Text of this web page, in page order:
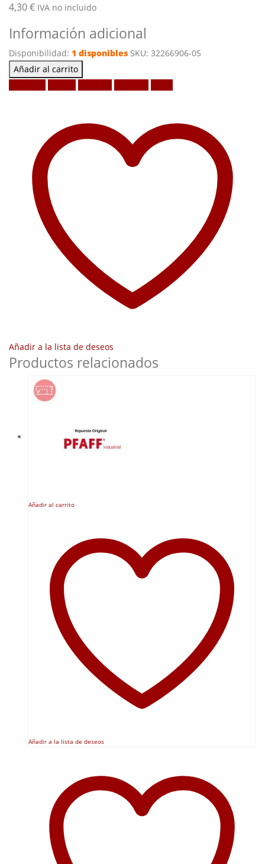
4,30€ IVA no incluido
Información adicional
Disponibilidad: 1 disponibles SKU: 32266906-05
Añadir al carrito
Añadir a la lista de deseos
Productos relacionados
Añadir al carrito
Añadir a la lista de deseos